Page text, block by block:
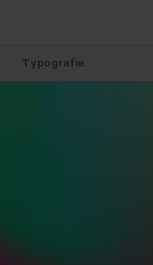
Typografie